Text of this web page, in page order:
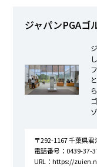
ジャパンPGAゴ
〒292-1167 千葉県君
電話番号：0439-37-
URL：https://